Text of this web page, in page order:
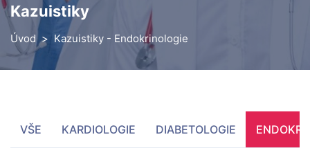
Kazuistiky
Úvod Kazuistiky - Endokrinologie
VŠE KARDIOLOGIE DIABETOLOGIE